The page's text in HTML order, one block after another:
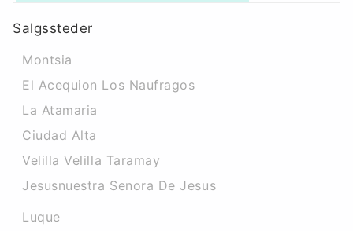
Salgssteder
Montsia
El Acequion Los Naufragos
La Atamaria
Ciudad Alta
Velilla Velilla Taramay
Jesusnuestra Senora De Jesus
Luque